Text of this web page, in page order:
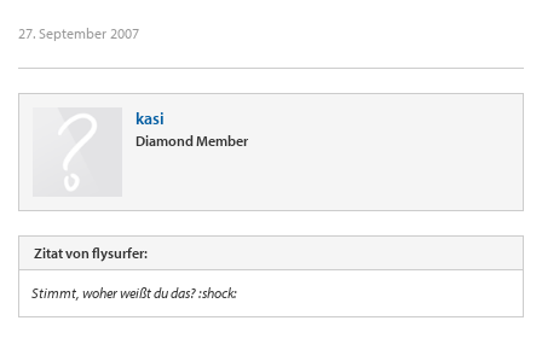
27. September 2007
kasi
Diamond Member
Zitat von flysurfer:
Stimmt, woher weißt du das? :shock: